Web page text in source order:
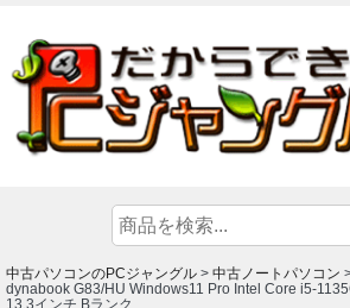
中古パソコンのPCジャングル > 中古ノートパソコン
dynabook G83/HU Windows11 Pro Intel Core i5-
13.3インチ Bランク